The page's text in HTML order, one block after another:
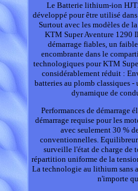
Le Batterie lithium-ion
développé pour être utilisé
Surtout avec les modèles de
KTM Super Aventure 1290
démarrage fiables, un
encombrante dans le
technologiques pour KTM
considérablement réduit :
batteries au plomb classiques -
dynamique de
Performances de démarrage
démarrage requise pour les
avec seulement 30 %
conventionnelles.
surveille l'état de charge de
répartition uniforme de la
La technologie au lithium sans
n'importe